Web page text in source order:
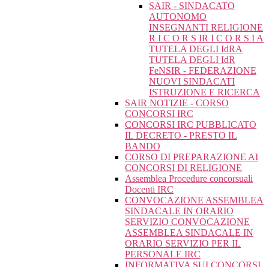
SAIR - SINDACATO
AUTONOMO
INSEGNANTI RELIGIONE
R I C O R S IR I C O R S I A
TUTELA DEGLI IdRA
TUTELA DEGLI IdR
FeNSIR - FEDERAZIONE
NUOVI SINDACATI
ISTRUZIONE E RICERCA
SAIR NOTIZIE - CORSO
CONCORSI IRC
CONCORSI IRC PUBBLICATO
IL DECRETO - PRESTO IL
BANDO
CORSO DI PREPARAZIONE AI
CONCORSI DI RELIGIONE
Assemblea Procedure concorsuali
Docenti IRC
CONVOCAZIONE ASSEMBLEA
SINDACALE IN ORARIO
SERVIZIO CONVOCAZIONE
ASSEMBLEA SINDACALE IN
ORARIO SERVIZIO PER IL
PERSONALE IRC